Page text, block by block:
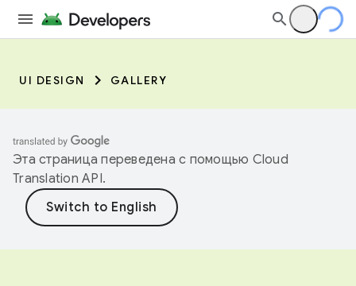
UI DESIGN GALLERY
Эта страница переведена с помощью Cloud
Translation API.